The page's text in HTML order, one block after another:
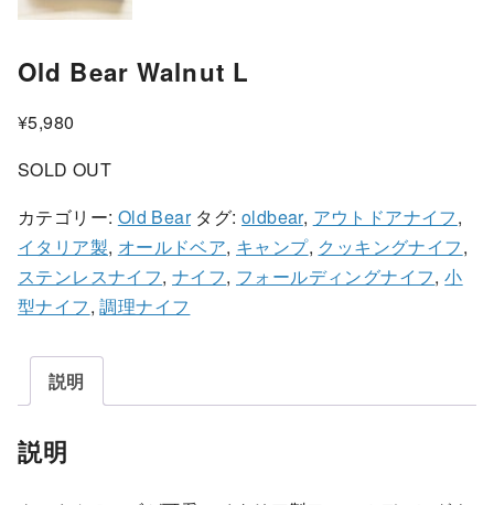
Old Bear Walnut L
¥5,980
SOLD OUT
カテゴリー: Old Bear タグ:oldbear, アウトドアナイフ,
イタリア製, オールドベア, キャンプ, クッキングナイフ,
ステンレスナイフ,ナイフ, フォールディングナイフ,小
型ナイフ,調理ナイフ
説明
説明